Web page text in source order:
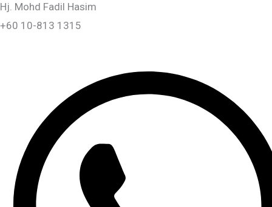
Hj. Mohd Fadil Hasim
+60 10-813 1315